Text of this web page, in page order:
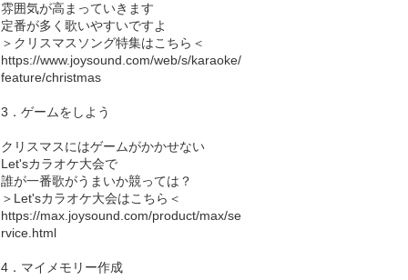
雰囲気が高まっていきます
定番が多く歌いやすいですよ
＞クリスマスソング特集はこちら＜
https://www.joysound.com/web/s/karaoke/
feature/christmas
3．ゲームをしよう
クリスマスにはゲームがかかせない
Let'sカラオケ大会で
誰が一番歌がうまいか競っては？
＞Let'sカラオケ大会はこちら＜
https://max.joysound.com/product/max/se
rvice.html
4．マイメモリー作成